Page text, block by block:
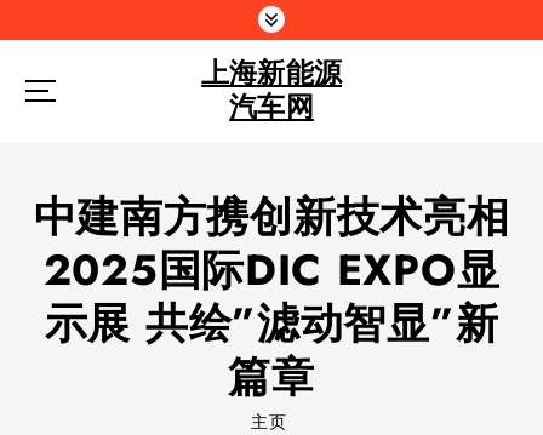
到
上海新能源
汽车网
中建南方携创新技术亮相
2025国际DIC EXPO显
示展 共绘”滤动智显”新
篇章
主页